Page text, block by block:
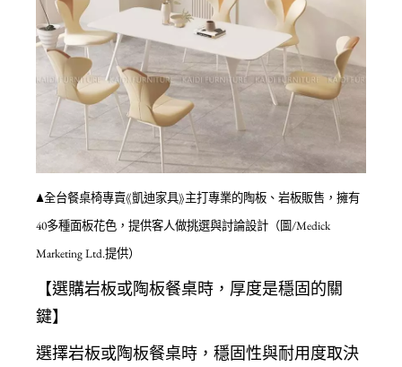
▲全台餐桌椅專賣《凱迪家具》主打專業的陶板、岩板販售，擁有
40多種面板花色，提供客人做挑選與討論設計（圖/Medick
Marketing Ltd.提供）
【選購岩板或陶板餐桌時，厚度是穩固的關
鍵】
選擇岩板或陶板餐桌時，穩固性與耐用度取決